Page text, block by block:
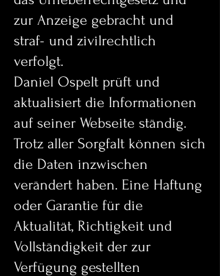
zur Anzeige gebracht und
straf- und zivilrechtlich
verfolgt.
Daniel Ospelt prüft und
aktualisiert die Informationen
auf seiner Webseite ständig.
Trotz aller Sorgfalt können sich
die Daten inzwischen
verändert haben. Eine Haftung
oder Garantie für die
Aktualität, Richtigkeit und
Vollständigkeit der zur
Verfügung gestellten